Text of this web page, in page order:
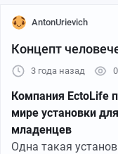
AntonUrievich
Концепт
3 года назад 0
Компания EctoLife
мире установки
младенцев
Одна такая